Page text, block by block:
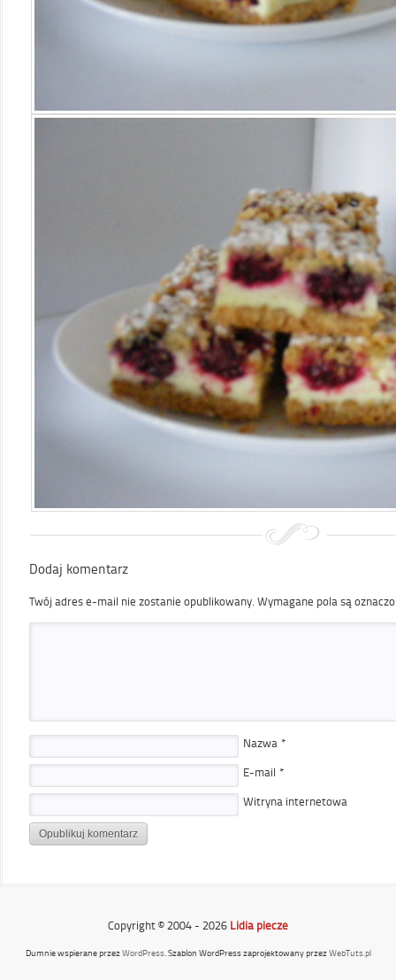
Dodaj komentarz
Twój adres e-mail nie zostanie opublikowany. Wymagane pola są
Nazwa *
E-mail *
Witryna internetowa
Copyright © 2004 - 2026 Lidia piecze
Dumnie wspierane przezWordPress. Szablon WordPress zaprojektowany przezWebTuts.pl